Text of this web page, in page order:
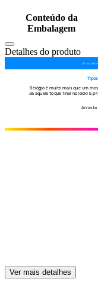
Conteúdo da
Embalagem
Detalhes do produto
Ver mais detalhes